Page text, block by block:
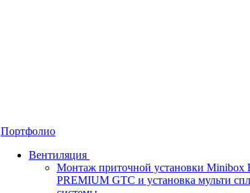
Портфолио
Вентиляция
Монтаж приточной установки Minibox
PREMIUM GTC и установка мульти